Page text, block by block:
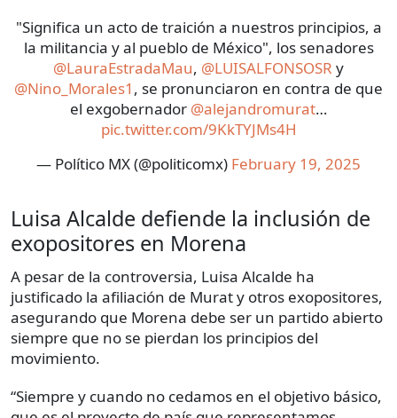
"Significa un acto de traición a nuestros principios, a
la militancia y al pueblo de México", los senadores
@LauraEstradaMau, @LUISALFONSOSR y
@Nino_Morales1 , se pronunciaron en contra de que
el exgobernador @alejandromurat…
pic.twitter.com/9KkTYJMs4H
— Político MX (@politicomx) February 19, 2025
Luisa Alcalde defiende la inclusión de
exopositores en Morena
A pesar de la controversia, Luisa Alcalde ha
justificado la afiliación de Murat y otros exopositores,
asegurando que Morena debe ser un partido abierto
siempre que no se pierdan los principios del
movimiento.
“Siempre y cuando no cedamos en el objetivo básico,